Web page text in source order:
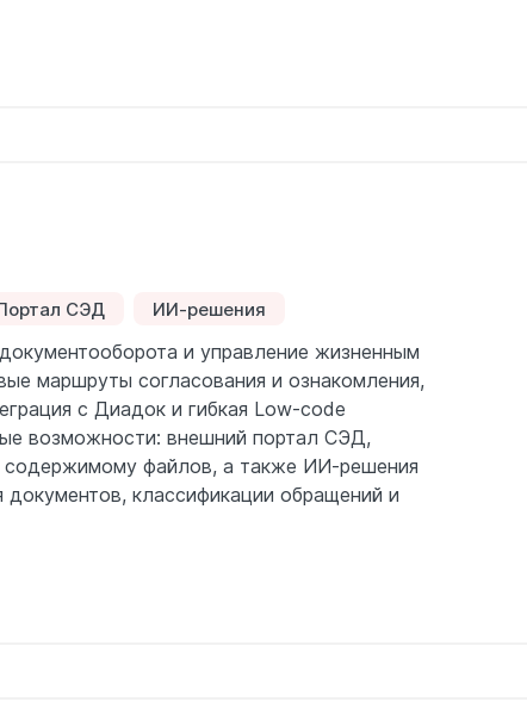
СЭД ИИ-решения
и управление жизненным
маршруты согласования и ознакомления,
с Диадок и гибкая Low-code
возможности: внешний портал СЭД,
содержимому файлов, а также ИИ-решения
документов, классификации обращений и